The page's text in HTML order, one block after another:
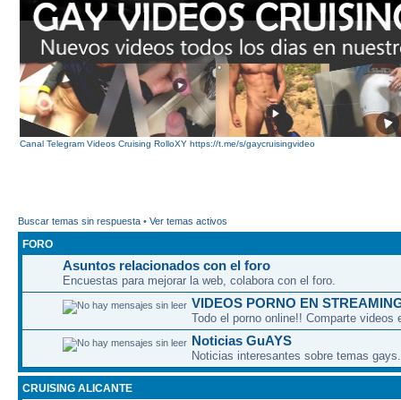
Canal Telegram Videos Cruising RolloXY https://t.me/s/gaycruisingvideo
Buscar temas sin respuesta • Ver temas activos
FORO
Asuntos relacionados con el foro
Encuestas para mejorar la web, colabora con el foro.
VIDEOS PORNO EN
Todo el porno online!! Comparte videos
Noticias GuAYS
Noticias interesantes sobre temas
CRUISING ALICANTE